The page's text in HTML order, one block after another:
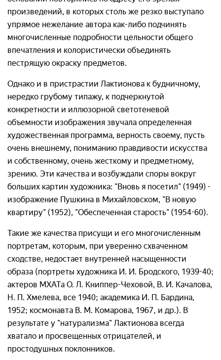
произведений, в которых столь же резко выступало
упрямое нежелание автора как-либо подчинять
многочисленные подробности цельности общего
впечатления и колористически объединять
пестрящую окраску предметов.
Однако и в пристрастии Лактионова к будничному,
нередко грубому типажу, к подчеркнутой
конкретности и иллюзорной светотеневой
объемности изображения звучала определенная
художественная программа, верность своему, пусть
очень внешнему, пониманию правдивости искусства
и собственному, очень жесткому и предметному,
зрению. Эти качества и возбуждали споры вокруг
больших картин художника: "Вновь я посетил" (1949) -
изображение Пушкина в Михайловском, "В новую
квартиру" (1952), "Обеспеченная старость" (1954-60).
Такие же качества присущи и его многочисленным
портретам, которым, при уверенно схваченном
сходстве, недостает внутренней насыщенности
образа (портреты художника И. И. Бродского, 1939-40;
актеров МХАТа О. Л. Книппер-Чеховой, В. И. Качалова,
Н. П. Хмелева, все 1940; академика И. П. Бардина,
1952; космонавта В. М. Комарова, 1967, и др.). В
результате у "натурализма" Лактионова всегда
хватало и просвещенных отрицателей, и
простодушных поклонников.